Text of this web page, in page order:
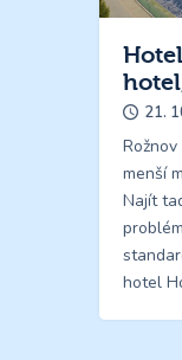
21.
menší
Najít
hotel